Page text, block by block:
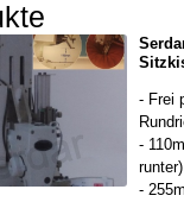
- Frei
-
runter)
-